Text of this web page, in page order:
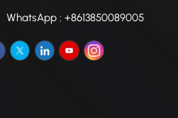
WhatsApp : +8613850089005